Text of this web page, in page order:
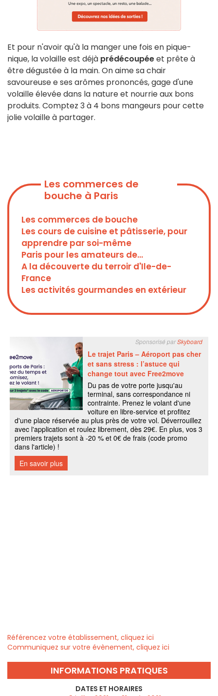
Et pour n'avoir qu'à la manger une fois en pique-
nique, la volaille est déjà prédécoupéeet prête à
être dégustée à la main. On aime sa chair
savoureuse e ses arômes prononcés, gage d'une
volaille élevée dans la nature et nourrie aux bons
produits. Comptez 3 à 4 bons mangeurs pour cette
jolie volaille à partager.
Les commerces de
bouche à Paris
Les commerces de bouche
Les cours de cuisine et pâtisserie, pour
apprendre par soi-même
Paris pour les amateurs de...
A la découverte du terroir d'Ile-de-
France
Les activités gourmandes en extérieur
Référencez votre établissement, cliquez ici
Communiquez sur votre évènement, cliquez ici
INFORMATIONS PRATIQUES
DATES ET HORAIRES